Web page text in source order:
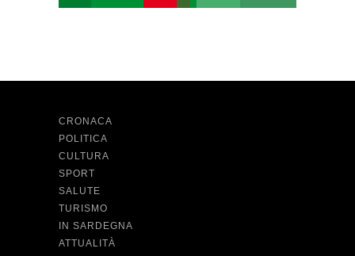
CRONACA
POLITICA
CULTURA
SPORT
SALUTE
TURISMO
IN SARDEGNA
ATTUALITÀ